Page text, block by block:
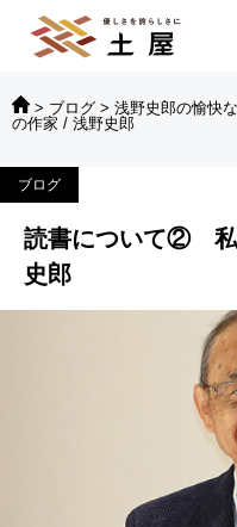
> ブログ > 浅野史郎の愉快
の作家 / 浅野史郎
ブログ
読書について② 私
史郎